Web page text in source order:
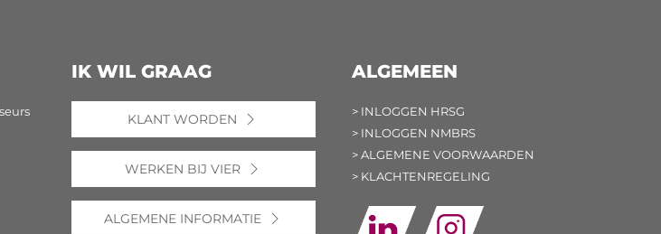
IK WIL GRAAG
KLANT WORDEN
WERKEN BIJ VIER
ALGEMENE INFORMATIE
ALGEMEEN
> INLOGGEN HRSG
> INLOGGEN NMBRS
> ALGEMENE VOORWAARDEN
> KLACHTENREGELING